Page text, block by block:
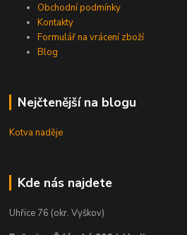
Obchodní podmínky
Kontakty
Formulář na vrácení zboží
Blog
Nejčtenější na blogu
Kotva naděje
Kde nás najdete
Uhřice 76 (okr. Vyškov)